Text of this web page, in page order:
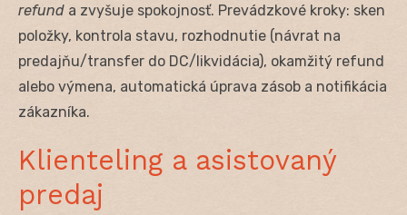
refund a zvyšuje spokojnosť. Prevádzkové kroky: sken
položky, kontrola stavu, rozhodnutie (návrat na
predajňu/transfer do DC/likvidácia), okamžitý refund
alebo výmena, automatická úprava zásob a notifikácia
zákazníka.
Klienteling a asistovaný
predaj